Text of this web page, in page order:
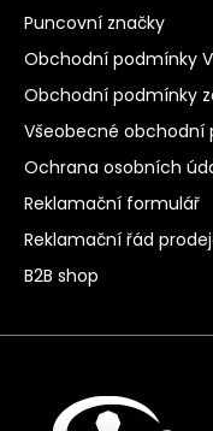
Puncovní značky
Obchodní podmínky
Obchodní podmínky
Všeobecné obchodní
Ochrana osobních
Reklamační formulář
Reklamační řád
B2B shop